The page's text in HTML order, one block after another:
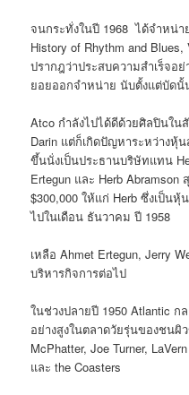
จนกระทั่งในปี 1968 ได้จำหน่
History of Rhythm and
ปรากฎว่าประสบความสำเร็จอ
ยอยออกจำหน่าย นับตั้งแต่บัดนั้
Atco กำลังไปได้ดีด้วยศิลปินใน
Darin แต่ก็เกิดปัญหาระหว่างหุ้
ขึ้นนั่งเป็นประธานบริษัทแทน
Ertegun และ Herb
$300,000 ให้แก่ Herb ซึ่งเป็น
ไปในเดือน ธันวาคม ปี 1958
เหลือ Ahmet Ertegun, Jerry
บริหารกิจการต่อไป
ในช่วงปลายปี 1950 Atlantic ก
อย่างสูงในตลาดวัยรุ่นของชนผิ
McPhatter, Joe Turner,
และ the Coasters